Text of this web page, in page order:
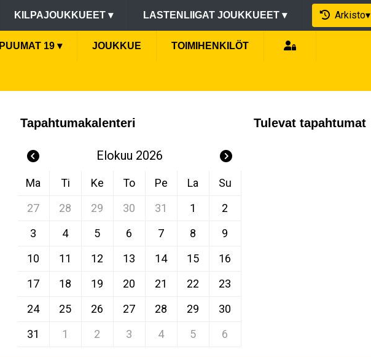
KILPAJOUKKUEET ▾ LASTENLIIGAT JOUKKUEET ▾ Arkisto▾
PUUMAT 19 ▾ JOUKKUE TOIMIHENKILÖT
Tapahtumakalenteri
Elokuu 2026
Ma Ti Ke To Pe La
Su
27
28 29 30 31 1
2
3
4 5 6 7 8
9
10
11 12 13 14 15
16
17
18 19 20 21 22
23
24
25 26 27 28 29
30
31
1 2 3 4 5 6
Tulevat tapahtumat